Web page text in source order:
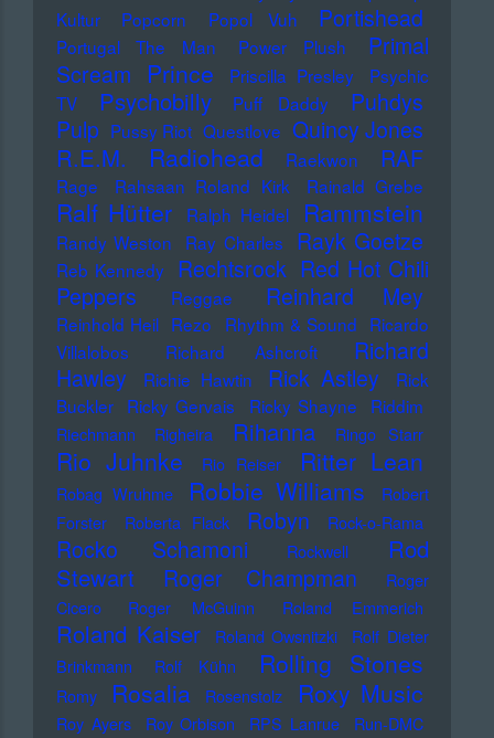
Kultur
Popcorn Popol Vuh Portishead
Portugal The Man Power Plush
Primal
Scream
Prince Priscilla Presley
Psychic
TV
Psychobilly Puff Daddy
Puhdys
Pulp Pussy Riot Questlove Quincy Jones
R.E.M. Radiohead Raekwon RAF
Rage Rahsaan Roland Kirk Rainald Grebe
Ralf Hütter Ralph Heidel Rammstein
Randy Weston Ray Charles Rayk Goetze
Reb Kennedy Rechtsrock Red Hot Chili
Peppers
Reggae Reinhard Mey
Reinhold Heil Rezo Rhythm & Sound Ricardo
Villalobos
Richard Ashcroft
Richard
Hawley
Richie Hawtin Rick Astley
Rick
Buckler
Ricky Gervais Ricky Shayne Riddim
Riechmann Righeira Rihanna Ringo Starr
Rio Juhnke Rio Reiser Ritter Lean
Robag Wruhme Robbie Williams
Robert
Forster
Roberta Flack Robyn Rock-o-Rama
Rocko Schamoni Rockwell
Rod
Stewart
Roger Champman
Roger
Cicero
Roger McGuinn Roland Emmerich
Roland Kaiser Roland Owsnitzki
Rolf Dieter
Brinkmann
Rolf Kühn Rolling Stones
Romy Rosalia Rosenstolz Roxy Music
Roy Ayers Roy Orbison RPS Lanrue
Run-DMC